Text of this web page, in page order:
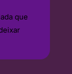
que